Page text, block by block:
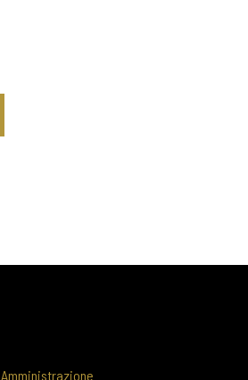
Amministrazione